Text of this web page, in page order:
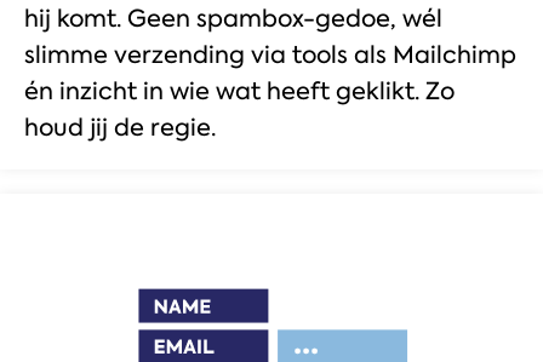
hij komt. Geen spambox-gedoe, wél
slimme verzending via tools als Mailchimp
én inzicht in wie wat heeft geklikt. Zo
houd jij de regie.